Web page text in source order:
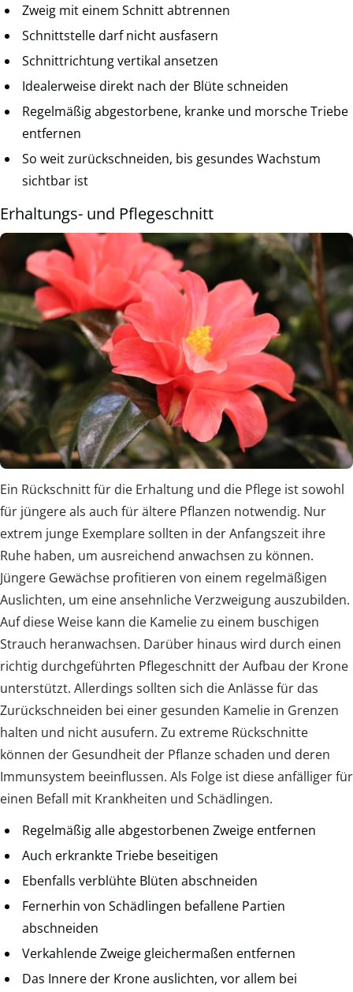
Zweig mit einem Schnitt abtrennen
Schnittstelle darf nicht ausfasern
Schnittrichtung vertikal ansetzen
Idealerweise direkt nach der Blüte schneiden
Regelmäßig abgestorbene, kranke und morsche Triebe
entfernen
So weit zurückschneiden, bis gesundes Wachstum
sichtbar ist
Erhaltungs- und Pflegeschnitt
Ein Rückschnitt für die Erhaltung und die Pflege ist sowohl
für jüngere als auch für ältere Pflanzen notwendig. Nur
extrem junge Exemplare sollten in der Anfangszeit ihre
Ruhe haben, um ausreichend anwachsen zu können.
Jüngere Gewächse profitieren von einem regelmäßigen
Auslichten, um eine ansehnliche Verzweigung auszubilden.
Auf diese Weise kann die Kamelie zu einem buschigen
Strauch heranwachsen. Darüber hinaus wird durch einen
richtig durchgeführten Pflegeschnitt der Aufbau der Krone
unterstützt. Allerdings sollten sich die Anlässe für das
Zurückschneiden bei einer gesunden Kamelie in Grenzen
halten und nicht ausufern. Zu extreme Rückschnitte
können der Gesundheit der Pflanze schaden und deren
Immunsystem beeinflussen. Als Folge ist diese anfälliger für
einen Befall mit Krankheiten und Schädlingen.
Regelmäßig alle abgestorbenen Zweige entfernen
Auch erkrankte Triebe beseitigen
Ebenfalls verblühte Blüten abschneiden
Fernerhin von Schädlingen befallene Partien
abschneiden
Verkahlende Zweige gleichermaßen entfernen
Das Innere der Krone auslichten, vor allem bei